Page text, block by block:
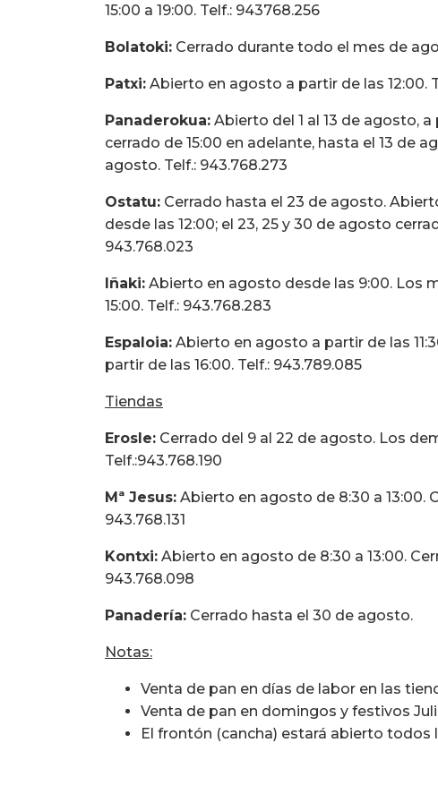
15:00 a 19:00. Telf.: 943768.256
Bolatoki: Cerrado durante todo el mes de
Patxi: Abierto en agosto a partir de las 12:00.
Panaderokua: Abierto del 1 al 13 de agosto, a
cerrado de 15:00 en adelante, hasta el 13 de
agosto. Telf.: 943.768.273
Ostatu: Cerrado hasta el 23 de agosto.
desde las 12:00; el 23, 25 y 30 de agosto
943.768.023
Iñaki: Abierto en agosto desde las 9:00. Los
15:00. Telf.: 943.768.283
Espaloia: Abierto en agosto a partir de las
partir de las 16:00. Telf.: 943.789.085
Tiendas
Erosle: Cerrado del 9 al 22 de agosto. Los
Telf.:943.768.190
Mª Jesus: Abierto en agosto de 8:30 a 13:00.
943.768.131
Kontxi: Abierto en agosto de 8:30 a 13:00.
943.768.098
Panadería: Cerrado hasta el 30 de agosto.
Notas:
Venta de pan en días de labor en las
Venta de pan en domingos y festivos
El frontón (cancha) estará abierto todos